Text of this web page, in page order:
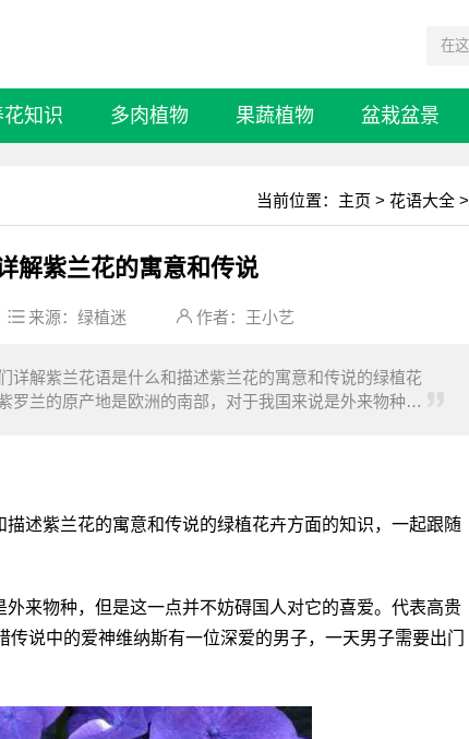
花知识 多肉植物 果蔬植物 盆栽盆景
当前位置： 主页 > 花语大全 >
解紫兰花的寓意和传说
来源： 绿植迷 作者：王小艺
详解紫兰花语是什么和描述紫兰花的寓意和传说的绿植花
罗兰的原产地是欧洲的南部，对于我国来说是外来物种，
述紫兰花的寓意和传说的绿植花卉方面的知识，一起跟随
来物种，但是这一点并不妨碍国人对它的喜爱。代表高贵
说中的爱神维纳斯有一位深爱的男子，一天男子需要出门